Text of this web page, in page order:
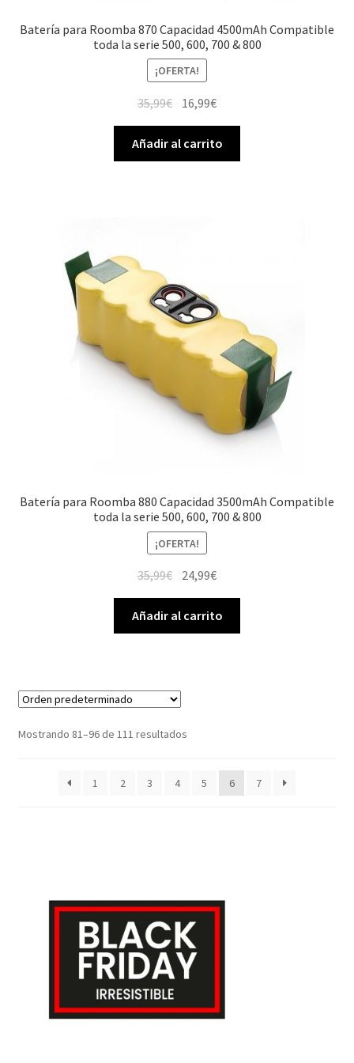
Batería para Roomba 870 Capacidad 4500mAh Compatible
toda la serie 500, 600, 700 & 800
¡OFERTA!
35,99€ El
precio
original
era:
16,99€El
precio
actual
es:
Añadir al carrito
Batería para Roomba 880 Capacidad 3500mAh Compatible
toda la serie 500, 600, 700 & 800
¡OFERTA!
35,99€ El
precio
original
era:
24,99€El
precio
actual
es:
Añadir al carrito
Mostrando 81–96 de 111 resultados
1 2 3 4 5 6 7